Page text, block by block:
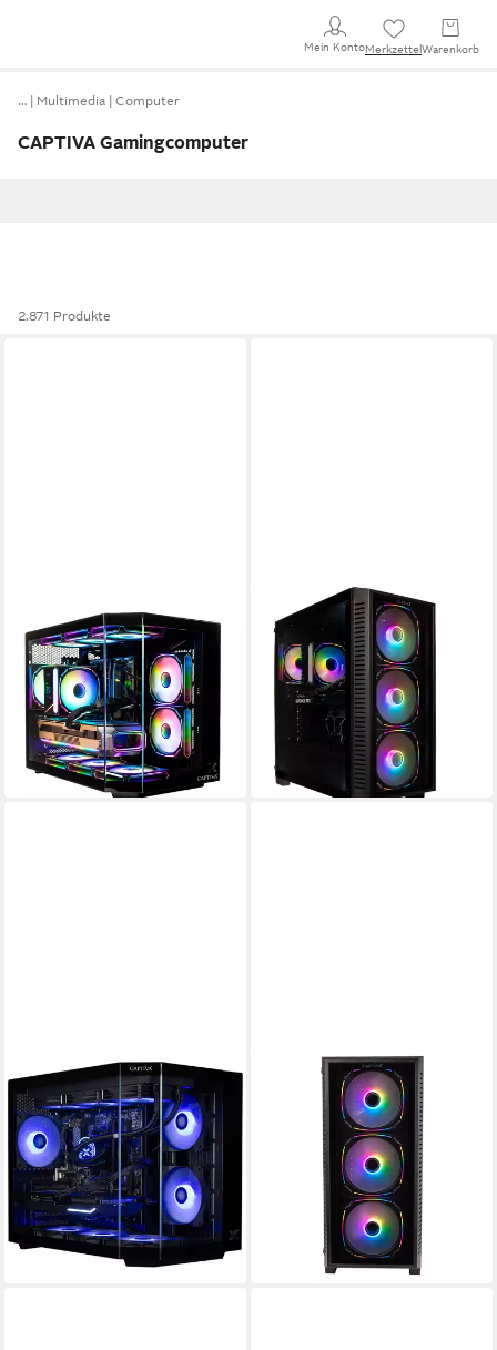
Mein KontoMerkzettel Warenkorb
… Multimedia Computer
CAPTIVA Gamingcomputer
2.871 Produkte
Entry Gaming R10-2086 PC
AMD Ryzen 5 Prozessor
GeForce® RTX™ 5060 8 GB Grafikkarte
16 GB DDR4 Arbeitsspeicher
984,95 € UVP1.399,00 €
28,60 €mtl. in 48 Raten
-30%
in 3-4 Werktagen bei dir
CAPTIVA
Highend Gaming R89-503 PC
AMD Ryzen 7
Prozessor
GeForce® RTX™ 5070 Ti 16 GB
32 GB DDR5
Arbeitsspeicher
ab 2.610,00 € UVP2.999,00 €
75,78 €
mtl. in 48 Raten
in 3-4 Werktagen bei dir
CAPTIVA
Highend Gaming R10-2088
PC
AMD Ryzen 7 Prozessor
GeForce® RTX™ 5070 12 GB Grafikkarte
32 GB DDR4 Arbeitsspeicher
1.825,27 € UVP2.199,00 €
52,99 €mtl. in 48 Raten
-17%
in 3-4 Werktagen bei dir
Advanced Gaming I95-401
Gaming-PC
Intel® Core i9 Prozessor
GeForce® RTX™ 5060 Ti 8 GB
32 GB DDR4 Arbeitsspeicher
1.788,07 € UVP2.199,00 €
mtl. in 48 Raten
in 3-4 Werktagen bei dir